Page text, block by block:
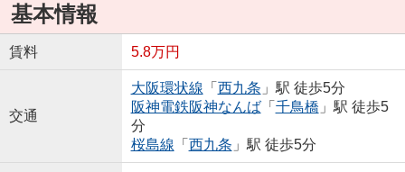
基本情報
賃料 5.8万円
交通
大阪環状線 「 西九条 」駅 徒歩5分
阪神電鉄阪神なんば「 千鳥橋 」駅 徒歩5
分
桜島線 「 西九条 」駅 徒歩5分